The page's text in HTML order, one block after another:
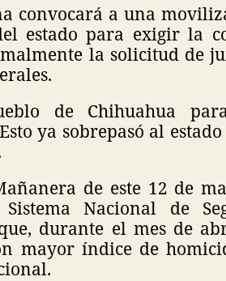
convocará a una
estado para exigir la
la solicitud de
de Chihuahua
ya sobrepasó al
de este 12 de
Nacional de
durante el mes de
mayor índice de